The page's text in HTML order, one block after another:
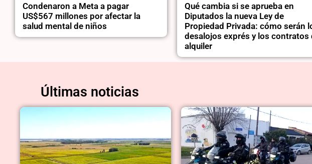
Condenaron a Meta a pagar
US$567 millones por afectar la
salud mental de niños
Qué cambia si se aprueba en
Diputados la nueva Ley de
Propiedad Privada: cómo serán
desalojos exprés y los contratos
alquiler
Últimas noticias